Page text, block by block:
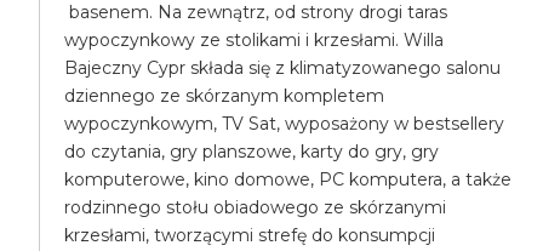
basenem. Na zewnątrz, od strony drogi taras
wypoczynkowy ze stolikami i krzesłami. Willa
Bajeczny Cypr składa się z klimatyzowanego salonu
dziennego ze skórzanym kompletem
wypoczynkowym, TV Sat, wyposażony w bestsellery
do czytania, gry planszowe, karty do gry, gry
komputerowe, kino domowe, PC komputera, a także
rodzinnego stołu obiadowego ze skórzanymi
krzesłami, tworzącymi strefę do konsumpcji